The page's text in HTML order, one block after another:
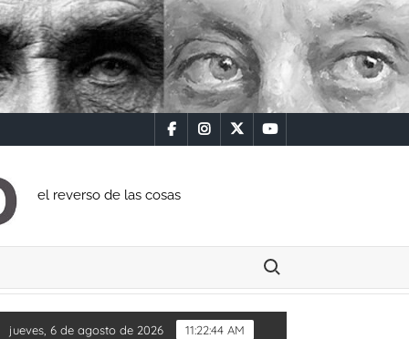
facebookinstagram
x youtube
el reverso de las cosas
Buscar:
Diputada Daylín García adquiere inmueble con casi un
jueves, 6 de agosto de 2026 11:22:45 AM